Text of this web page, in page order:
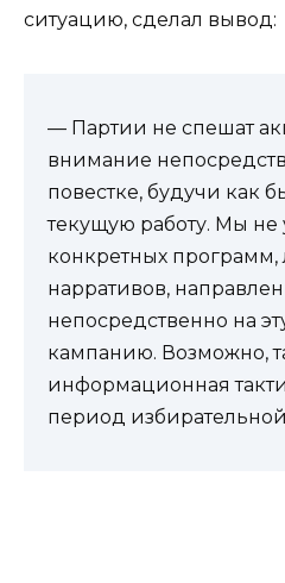
ситуацию, сделал вывод:
— Партии не спешат
внимание
повестке, будучи как
текущую работу. Мы не
конкретных программ,
нарративов,
непосредственно на
кампанию. Возможно,
информационная
период